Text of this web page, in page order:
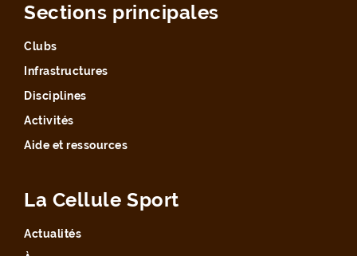
Sections principales
Clubs
Infrastructures
Disciplines
Activités
Aide et ressources
La Cellule Sport
Actualités